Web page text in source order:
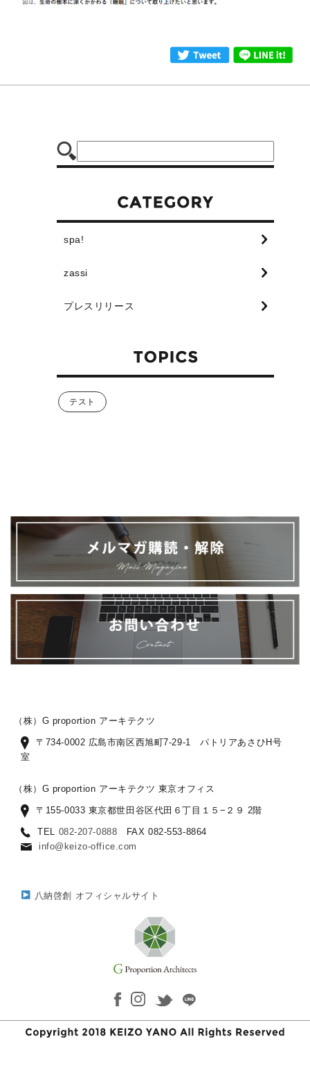
spa!
zassi
プレスリリース
テスト
（株）G proportion アーキテクツ
〒734-0002 広島市南区西旭町7-29-1 パトリアあさひH号
室
（株）G proportion アーキテクツ 東京オフィス
〒155-0033 東京都世田谷区代田６丁目１５−２９ 2階
TEL 082-207-0888 FAX 082-553-8864
info@keizo-office.com
八納啓創 オフィシャルサイト